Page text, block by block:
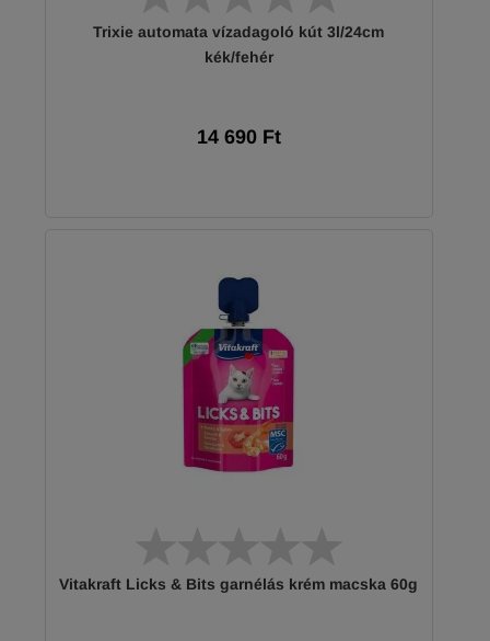
Trixie automata vízadagoló kút 3l/24cm
kék/fehér
14 690 Ft
Vitakraft Licks & Bits garnélás krém macska 60g